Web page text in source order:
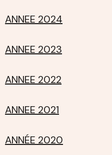
ANNEE 2024
ANNEE 2023
ANNEE 2022
ANNEE 2021
ANNÉE 2020